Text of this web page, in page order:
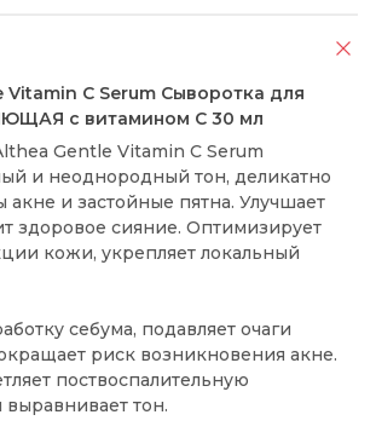
Vitamin C Serum Сыворотка для
с витамином С 30 мл
Gentle Vitamin C Serum
и неоднородный тон, деликатно
акне и застойные пятна. Улучшает
здоровое сияние. Оптимизирует
кожи, укрепляет локальный
себума, подавляет очаги
риск возникновения акне.
поствоспалительную
тон.